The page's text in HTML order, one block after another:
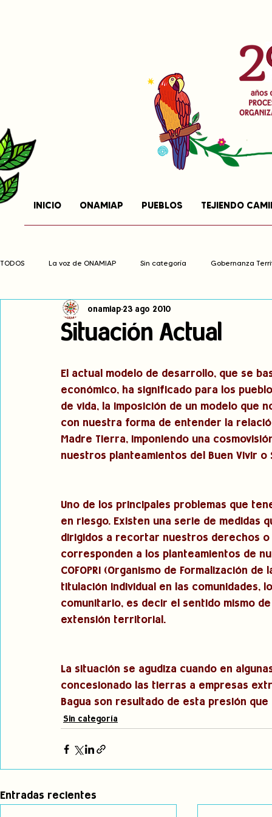
INICIO ONAMIAP PUEBLOS TEJIENDO
TODOS La voz de ONAMIAP Sin categoría Gobernanza
Cambio climático Navegador indígena
jóvenes indígenas Incidencias incidencia PNPI
Situación Actual
onamiap 23 ago 2010
El actual modelo de desarrollo, que se
económico, ha significado para los
de vida, la imposición de un modelo que
con nuestra forma de entender la
Madre Tierra, imponiendo una
nuestros planteamientos del Buen Vivir o
Uno de los principales problemas que
en riesgo. Existen una serie de medidas
dirigidos a recortar nuestros derechos
corresponden a los planteamientos de
COFOPRI (Organismo de Formalización
titulación individual en las comunidades,
comunitario, es decir el sentido mismo
extensión territorial.
La situación se agudiza cuando en
concesionado las tierras a empresas
Bagua son resultado de esta presión
Sin categoría
Entradas recientes